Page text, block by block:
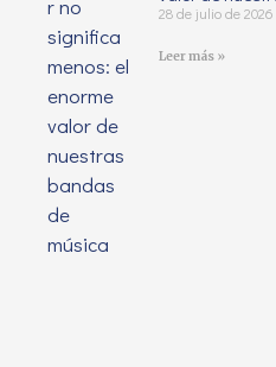
28 de julio de 2026
Leer más »